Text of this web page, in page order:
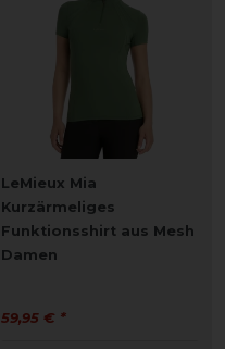
LeMieux Mia
Kurzärmeliges
Funktionsshirt aus Mesh
Damen
59,95 € *